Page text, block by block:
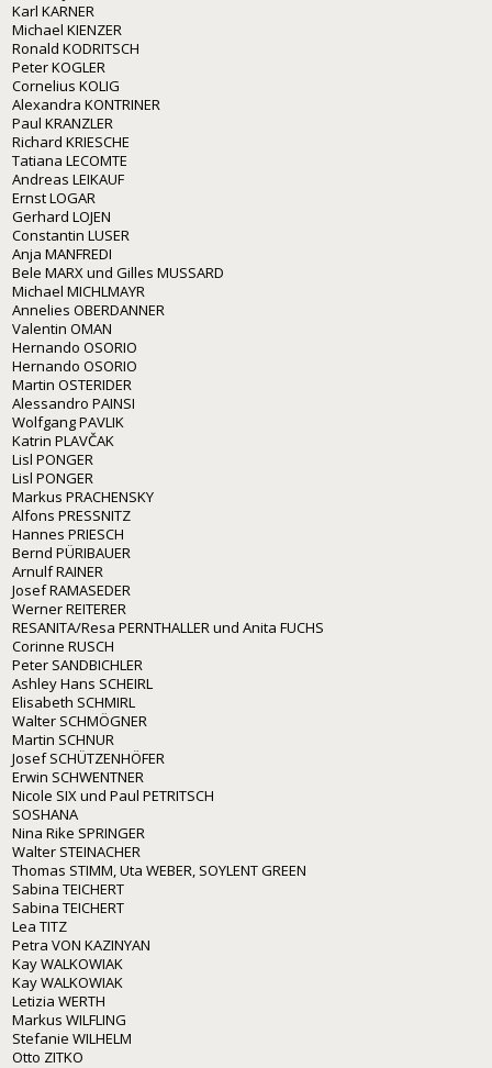
Karl KARNER
Michael KIENZER
Ronald KODRITSCH
Peter KOGLER
Cornelius KOLIG
Alexandra KONTRINER
Paul KRANZLER
Richard KRIESCHE
Tatiana LECOMTE
Andreas LEIKAUF
Ernst LOGAR
Gerhard LOJEN
Constantin LUSER
Anja MANFREDI
Bele MARX und Gilles MUSSARD
Michael MICHLMAYR
Annelies OBERDANNER
Valentin OMAN
Hernando OSORIO
Hernando OSORIO
Martin OSTERIDER
Alessandro PAINSI
Wolfgang PAVLIK
Katrin PLAVČAK
Lisl PONGER
Lisl PONGER
Markus PRACHENSKY
Alfons PRESSNITZ
Hannes PRIESCH
Bernd PÜRIBAUER
Arnulf RAINER
Josef RAMASEDER
Werner REITERER
RESANITA/Resa PERNTHALLER und Anita FUCHS
Corinne RUSCH
Peter SANDBICHLER
Ashley Hans SCHEIRL
Elisabeth SCHMIRL
Walter SCHMÖGNER
Martin SCHNUR
Josef SCHÜTZENHÖFER
Erwin SCHWENTNER
Nicole SIX und Paul PETRITSCH
SOSHANA
Nina Rike SPRINGER
Walter STEINACHER
Thomas STIMM, Uta WEBER, SOYLENT GREEN
Sabina TEICHERT
Sabina TEICHERT
Lea TITZ
Petra VON KAZINYAN
Kay WALKOWIAK
Kay WALKOWIAK
Letizia WERTH
Markus WILFLING
Stefanie WILHELM
Otto ZITKO